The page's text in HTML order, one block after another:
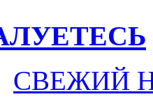
СВЕЖИЙ